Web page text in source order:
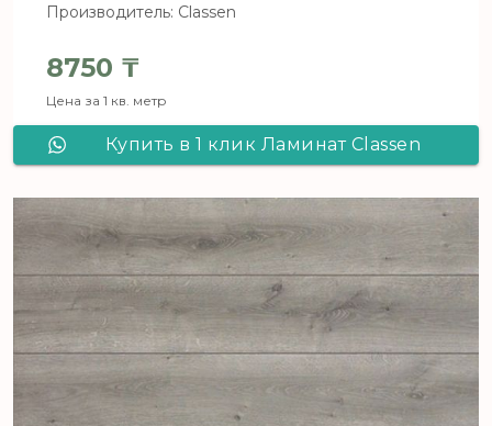
Производитель: Classen
8750 ₸
Цена за 1 кв. метр
Купить в 1 клик Ламинат Сlassen
коричневый 52354